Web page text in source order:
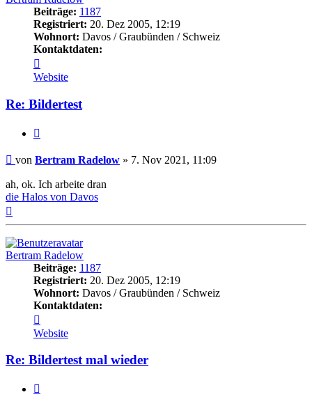
Beiträge: 1187
Registriert: 20. Dez 2005, 12:19
Wohnort: Davos / Graubünden / Schweiz
Kontaktdaten:
von
Bertram
Radelow
Website
Re: Bildertest
Beitrag
von Bertram Radelow » 7. Nov 2021, 11:09
ah, ok. Ich arbeite dran
die Halos von Davos
Bertram Radelow
Beiträge: 1187
Registriert: 20. Dez 2005, 12:19
Wohnort: Davos / Graubünden / Schweiz
Kontaktdaten:
von
Bertram
Radelow
Website
Re: Bildertest mal wieder